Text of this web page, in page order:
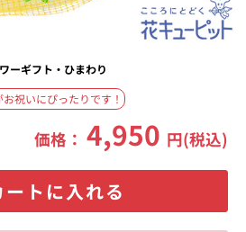
ーギフト・ひまわり
祝いにぴったりです！
価格：4,950 円(税込)
ートに入れる